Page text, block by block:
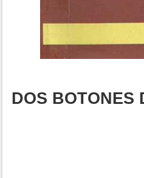
DOS BOTONES